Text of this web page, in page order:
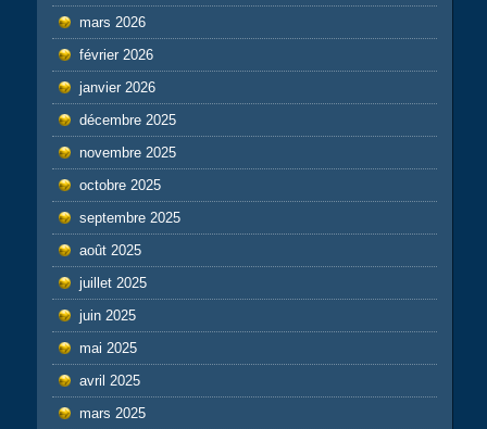
mars 2026
février 2026
janvier 2026
décembre 2025
novembre 2025
octobre 2025
septembre 2025
août 2025
juillet 2025
juin 2025
mai 2025
avril 2025
mars 2025